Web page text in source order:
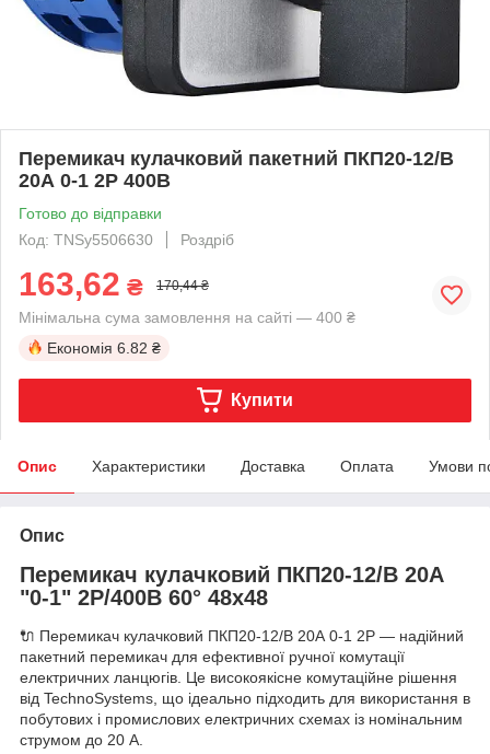
Перемикач кулачковий пакетний ПКП20-12/В
20А 0-1 2Р 400B
Готово до відправки
Код: TNSy5506630
Роздріб
163,62 ₴ 170,44 ₴
Мінімальна сума замовлення на сайті — 400 ₴
Економія 6.82 ₴
Купити
Опис Характеристики Доставка Оплата Умови
Опис
Перемикач кулачковий ПКП20-12/В 20А
"0-1" 2Р/400B 60° 48х48
🔌 Перемикач кулачковий ПКП20-12/В 20А 0-1 2Р — надійний
пакетний перемикач для ефективної ручної комутації
електричних ланцюгів. Це високоякісне комутаційне рішення
від TechnoSystems, що ідеально підходить для використання в
побутових і промислових електричних схемах із номінальним
струмом до 20 А.